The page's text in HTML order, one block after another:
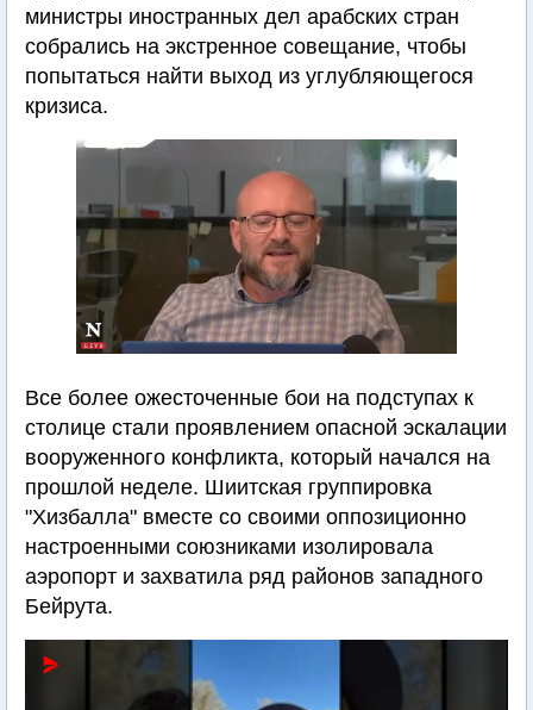
министры иностранных дел арабских стран
собрались на экстренное совещание, чтобы
попытаться найти выход из углубляющегося
кризиса.
Все более ожесточенные бои на подступах к
столице стали проявлением опасной эскалации
вооруженного конфликта, который начался на
прошлой неделе. Шиитская группировка
"Хизбалла" вместе со своими оппозиционно
настроенными союзниками изолировала
аэропорт и захватила ряд районов западного
Бейрута.